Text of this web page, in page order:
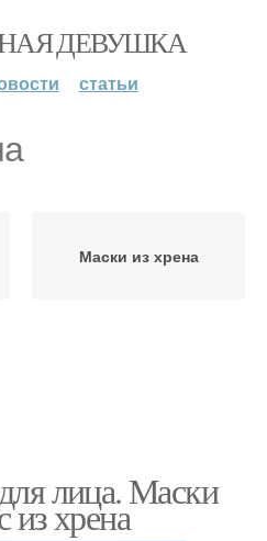
ДЕВУШКА
статьи
Маски из хрена
лица. Маски
из хрена